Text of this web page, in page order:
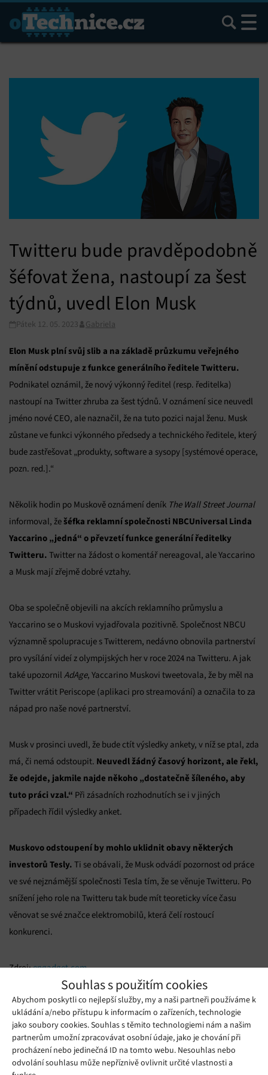
Souhlas s použitím cookies
Abychom poskytli co nejlepší služby, my a naši partneři používáme k
ukládání a/nebo přístupu k informacím o zařízeních, technologie
jako soubory cookies. Souhlas s těmito technologiemi nám a našim
partnerům umožní zpracovávat osobní údaje, jako je chování při
procházení nebo jedinečná ID na tomto webu. Nesouhlas nebo
odvolání souhlasu může nepříznivě ovlivnit určité vlastnosti a
Hledat
Twitteru bude pravděpodobně
šéfovat žena, nastoupí za šest
týdnů, uvedl Elon Musk
Pátek 12. 05. 2023 Gabriela
Elon Musk plní svůj slib a na základě průzkumu veřejného
mínění odstupuje z funkce generálního ředitele Twitteru.
Podnikatel oznámil, že nový výkonný ředitel (resp. ředitelka)
nastoupí na Twitter zhruba za šest týdnů. V oznámení sice neuvedl
jméno nové CEO, ale naznačil, že na tuto pozici najal ženu. Musk
zůstane ve funkci výkonného předsedy a technického ředitele, který
bude zastřešovat „produkty, software a sysopy [systémové operace,
pozn. red.].“
Několik hodin po Muskově oznámení deník The Wall Street Journal
informoval, že šéfka reklamní společnosti NBCUniversal Linda
Yaccarino „jedná“ o převzetí funkce generální ředitelky
Twitteru. Twitter na žádost o komentář nereagoval, ale Yaccarino
a Musk mají zřejmě dobré vztahy.
Oba se společně objevili na akcích reklamního průmyslu a
Yaccarino se o Muskovi vyjadřovala pozitivně. Společnost NBCU
významně spolupracuje s Twitterem, nedávno obnovila partnerství
pro vysílání videí z olympijských her v roce 2024 na Twitteru. A jak
také upozornil AdAge, Yaccarino Muskovi tweetovala, že by měl na
Twitter vrátit Periscope (aplikaci pro streamování) a označila to za
nápad pro naše nové partnerství.
Musk v prosinci uvedl, že bude ctít výsledky ankety, v níž se ptal, zda
má, či nemá odstoupit. Neuvedl žádný časový horizont, ale řekl,
že odejde, jakmile najde někoho „dostatečně šíleného, aby
tuto práci vzal.“ Při zásadních rozhodnutích se i v jiných
případech řídil výsledky anket.
Muskovo odstoupení by mohlo uklidnit obavy některých
investorů Tesly. Ti se obávali, že Musk odvádí pozornost od práce
ve své nejznámější společnosti Tesla tím, že se věnuje Twitteru. Po
snížení jeho role na Twitteru tak bude mít teoreticky více času
věnovat se své značce elektromobilů, která čelí rostoucí
konkurenci.
Zdroj:engadget.com
Mohlo by se vám líbit